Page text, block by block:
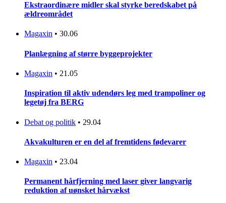
Ekstraordinære midler skal styrke beredskabet på
ældreområdet
Magaxin • 30.06
Planlægning af større byggeprojekter
Magaxin • 21.05
Inspiration til aktiv udendørs leg med trampoliner og
legetøj fra BERG
Debat og politik • 29.04
Akvakulturen er en del af fremtidens fødevarer
Magaxin • 23.04
Permanent hårfjerning med laser giver langvarig
reduktion af uønsket hårvækst